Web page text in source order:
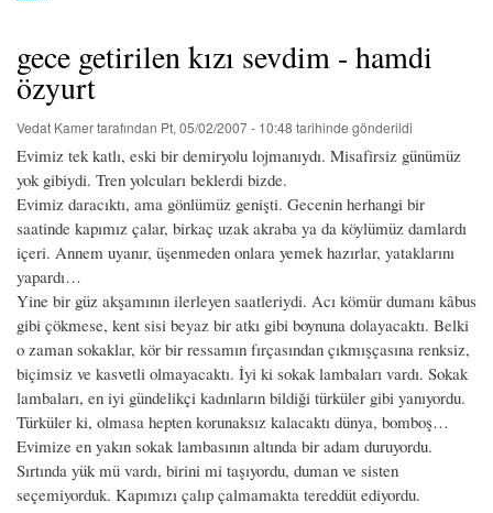
gece getirilen kızı sevdim - hamdi
özyurt
Vedat Kamertarafından Pt, 05/02/2007 - 10:48 tarihinde gönderildi
Evimiz tek katlı, eski bir demiryolu lojmanıydı. Misafirsiz günümüz
yok gibiydi. Tren yolcuları beklerdi bizde.
Evimiz daracıktı, ama gönlümüz genişti. Gecenin herhangi bir
saatinde kapımız çalar, birkaç uzak akraba ya da köylümüz damlardı
içeri. Annem uyanır, üşenmeden onlara yemek hazırlar, yataklarını
yapardı…
Yine bir güz akşamının ilerleyen saatleriydi. Acı kömür dumanı kâbus
gibi çökmese, kent sisi beyaz bir atkı gibi boynuna dolayacaktı. Belki
o zaman sokaklar, kör bir ressamın fırçasından çıkmışçasına renksiz,
biçimsiz ve kasvetli olmayacaktı. İyi ki sokak lambaları vardı. Sokak
lambaları, en iyi gündelikçi kadınların bildiği türküler gibi yanıyordu.
Türküler ki, olmasa hepten korunaksız kalacaktı dünya, bomboş…
Evimize en yakın sokak lambasının altında bir adam duruyordu.
Sırtında yük mü vardı, birini mi taşıyordu, duman ve sisten
seçemiyorduk. Kapımızı çalıp çalmamakta tereddüt ediyordu.